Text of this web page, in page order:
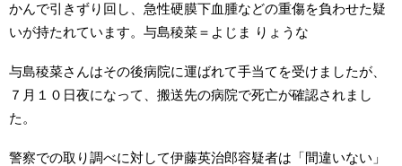
かんで引きずり回し、急性硬膜下血腫などの重傷を負わせた疑
いが持たれています。与島稜菜＝よじま りょうな
与島稜菜さんはその後病院に運ばれて手当てを受けましたが、
７月１０日夜になって、搬送先の病院で死亡が確認されまし
た。
警察での取り調べに対して伊藤英治郎容疑者は「間違いない」